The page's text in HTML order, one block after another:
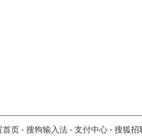
首页 - 搜狗输入法 - 支付中心 - 搜狐招